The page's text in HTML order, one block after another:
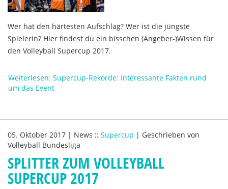
Wer hat den härtesten Aufschlag? Wer ist die jüngste
Spielerin? Hier findest du ein bisschen (Angeber-)Wissen für
den Volleyball Supercup 2017.
Weiterlesen: Supercup-Rekorde: Interessante Fakten rund
um das Event
05. Oktober 2017 | News :: Supercup | Geschrieben von
Volleyball Bundesliga
SPLITTER ZUM VOLLEYBALL
SUPERCUP 2017